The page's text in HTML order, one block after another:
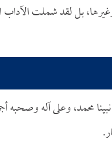
بل لقد شملت الآداب
محمد، وعلى آله وصحبه